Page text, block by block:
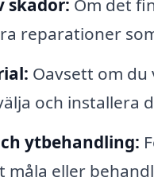
skador: Om det
reparationer
Oavsett om
och installera
ytbehandling:
eller